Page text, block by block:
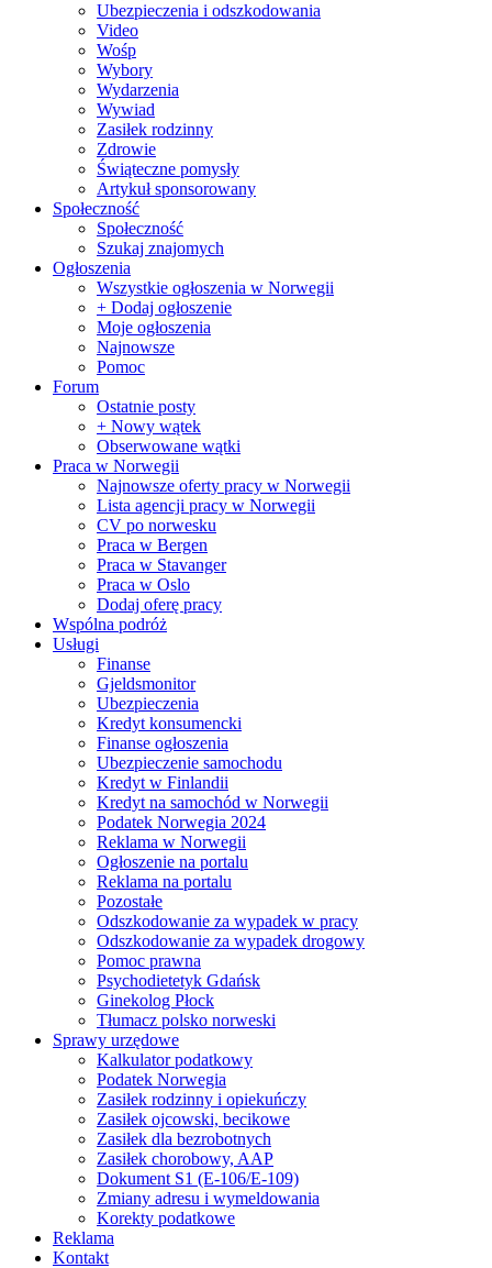
Ubezpieczenia i odszkodowania
Video
Wośp
Wybory
Wydarzenia
Wywiad
Zasiłek rodzinny
Zdrowie
Świąteczne pomysły
Artykuł sponsorowany
Społeczność
Społeczność
Szukaj znajomych
Ogłoszenia
Wszystkie ogłoszenia w Norwegii
+ Dodaj ogłoszenie
Moje ogłoszenia
Najnowsze
Pomoc
Forum
Ostatnie posty
+ Nowy wątek
Obserwowane wątki
Praca w Norwegii
Najnowsze oferty pracy w Norwegii
Lista agencji pracy w Norwegii
CV po norwesku
Praca w Bergen
Praca w Stavanger
Praca w Oslo
Dodaj oferę pracy
Wspólna podróż
Usługi
Finanse
Gjeldsmonitor
Ubezpieczenia
Kredyt konsumencki
Finanse ogłoszenia
Ubezpieczenie samochodu
Kredyt w Finlandii
Kredyt na samochód w Norwegii
Podatek Norwegia 2024
Reklama w Norwegii
Ogłoszenie na portalu
Reklama na portalu
Pozostałe
Odszkodowanie za wypadek w pracy
Odszkodowanie za wypadek drogowy
Pomoc prawna
Psychodietetyk Gdańsk
Ginekolog Płock
Tłumacz polsko norweski
Sprawy urzędowe
Kalkulator podatkowy
Podatek Norwegia
Zasiłek rodzinny i opiekuńczy
Zasiłek ojcowski, becikowe
Zasiłek dla bezrobotnych
Zasiłek chorobowy, AAP
Dokument S1 (E-106/E-109)
Zmiany adresu i wymeldowania
Korekty podatkowe
Reklama
Kontakt